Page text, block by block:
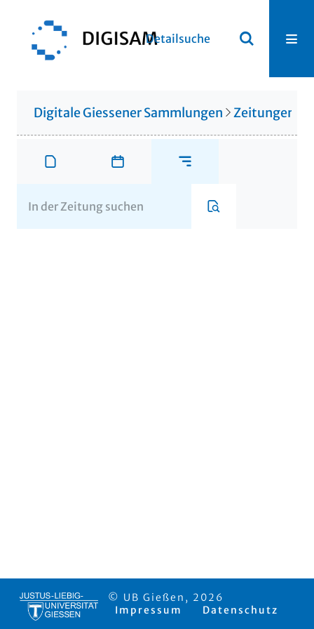
Detailsuche
Digitale Giessener Sammlungen Zeitungen
© UB Gießen, 2026
Impressum
Datenschutz